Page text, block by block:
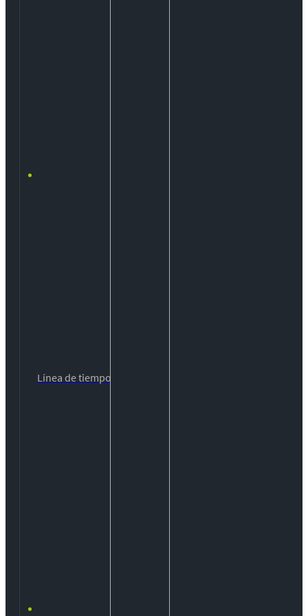
Línea de tiempo